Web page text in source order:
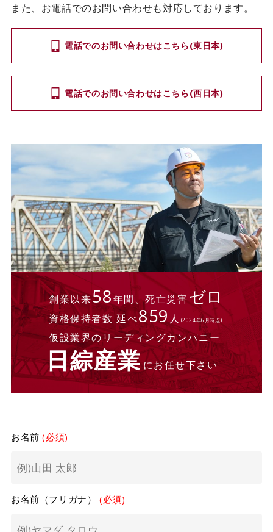
また、お電話でのお問い合わせも対応しております。
電話でのお問い合わせはこちら(東日本)
電話でのお問い合わせはこちら(西日本)
創業以来58年間、死亡災害ゼロ
資格保持者数 延べ859人 (2024年6月時点)
仮設業界のリーディングカンパニー
日綜産業にお任せ下さい
お名前(必須)
お名前（フリガナ） (必須)